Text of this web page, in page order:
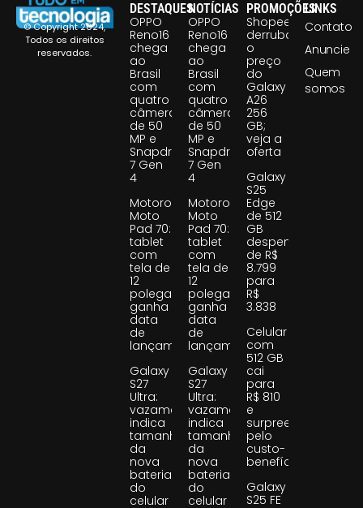
© Copyright 2024,
Todos os direitos
reservados.
DESTAQUES
OPPO
Reno16
chega
ao
Brasil
com
quatro
câmeras
de 50
MP e
Snapdragon
7 Gen
4
Motorola
Moto
Pad 70:
tablet
com
tela de
12
polegadas
ganha
data
de
lançamento
Galaxy
S27
Ultra:
vazamento
indica
tamanho
da
nova
bateria
do
celular
NOTÍCIAS
OPPO
Reno16
chega
ao
Brasil
com
quatro
câmeras
de 50
MP e
Snapdragon
7 Gen
4
Motorola
Moto
Pad 70:
tablet
com
tela de
12
polegadas
ganha
data
de
lançamento
Galaxy
S27
Ultra:
vazamento
indica
tamanho
da
nova
bateria
do
celular
PROMOÇÕES
Shopee
derruba
o
preço
do
Galaxy
A26
256
GB;
veja a
oferta
Galaxy
S25
Edge
de 512
GB
despenca
de R$
8.799
para
R$
3.838
Celular
com
512 GB
cai
para
R$ 810
e
surpreende
pelo
custo-
benefício
Galaxy
S25 FE
LINKS
Contato
Anuncie
Quem
somos